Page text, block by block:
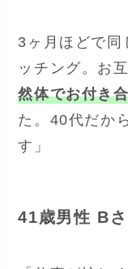
3ヶ月ほどで同
ッチング。お
然体でお付き
た。40代だか
す」
41歳男性 B